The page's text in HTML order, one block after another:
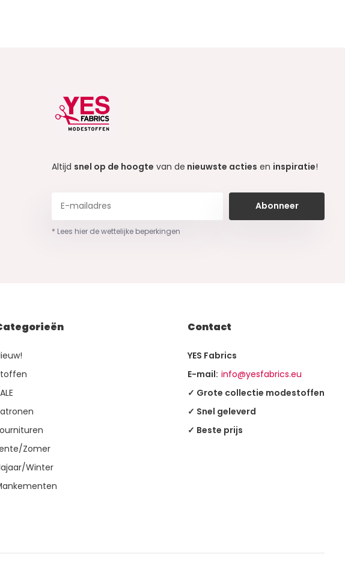
Altijd snel op de hoogte van de nieuwste acties en inspiratie!
Abonneer
* Lees hier de wettelijke beperkingen
Zomer
Winter
Contact
YES Fabrics
E-mail: info@yesfabrics.eu
✓ Grote collectie modestoffen
✓ Snel geleverd
✓ Beste prijs